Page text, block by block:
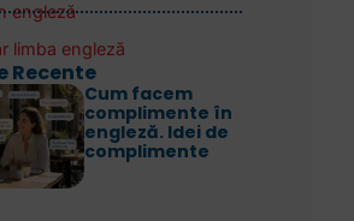
engleză
limba engleză
Recente
Cum facem
complimente în
engleză. Idei de
complimente